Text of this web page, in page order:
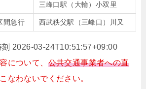
三峰口駅（大輪）小双里
間急行 西武秩父駅（三峰口）川又
刻 2026-03-24T10:51:57+09:00
について、 公共交通事業者への直
なわないでください。